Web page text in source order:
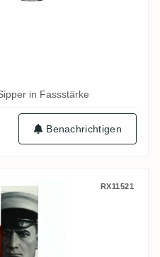
in Fassstärke
Benachrichtigen
Full Proof Small
RX11521